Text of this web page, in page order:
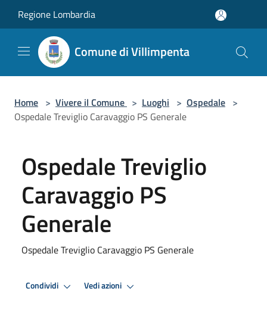
Regione Lombardia
Comune di Villimpenta
Home > Vivere il Comune > Luoghi > Ospedale >
Ospedale Treviglio Caravaggio PS Generale
Ospedale Treviglio
Caravaggio PS
Generale
Ospedale Treviglio Caravaggio PS Generale
Condividi Vedi azioni